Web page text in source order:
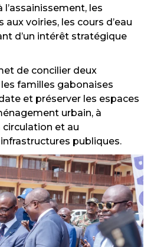
les
voiries, les cours d’eau
d’un intérêt stratégique
de concilier deux
familles gabonaises
et préserver les espaces
urbain, à
circulation et au
publiques.